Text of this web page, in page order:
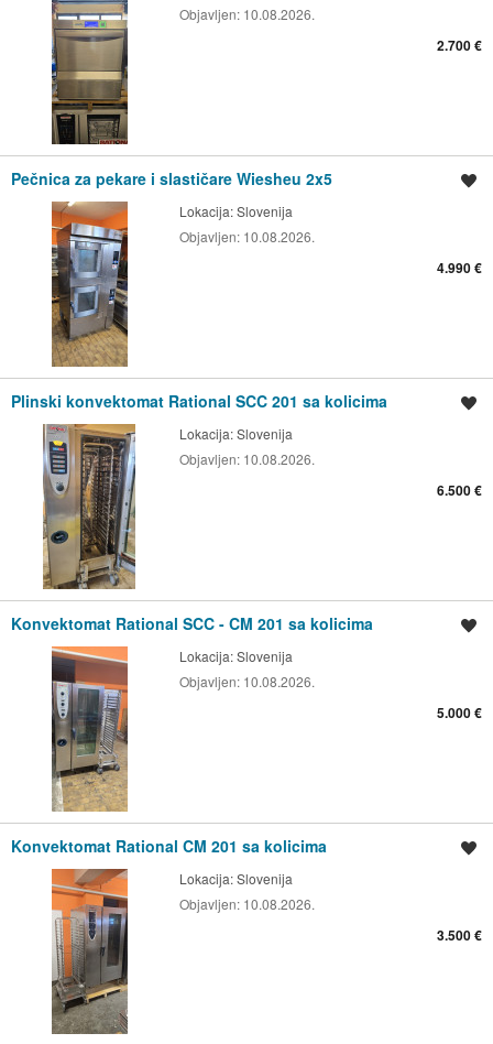
Objavljen: 10.08.2026.
2.700 €
Pečnica za pekare i slastičare Wiesheu 2x5
Lokacija:Slovenija
Objavljen: 10.08.2026.
4.990 €
Plinski konvektomat Rational SCC 201 sa kolicima
Lokacija:Slovenija
Objavljen: 10.08.2026.
6.500 €
Konvektomat Rational SCC - CM 201 sa kolicima
Lokacija:Slovenija
Objavljen: 10.08.2026.
5.000 €
Konvektomat Rational CM 201 sa kolicima
Lokacija:Slovenija
Objavljen: 10.08.2026.
3.500 €